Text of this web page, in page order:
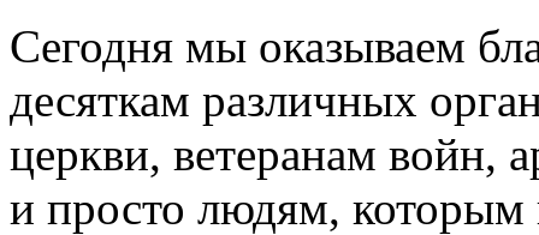
Сегодня мы оказываем
десяткам различных
церкви, ветеранам войн,
и просто людям,